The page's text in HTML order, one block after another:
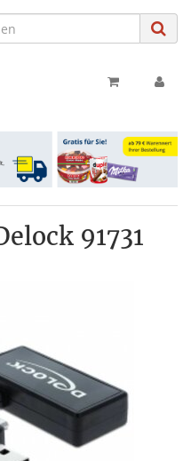
91731